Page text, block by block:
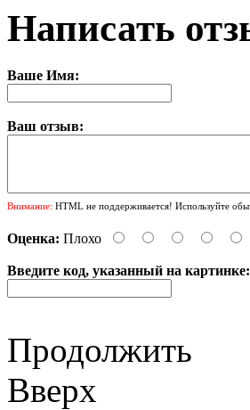
Написать
Ваше Имя:
Ваш отзыв:
Внимание: HTML не поддерживается! Используйте
Оценка: Плохо
Введите код, указанный на картинке:
Продолжить
Вверх